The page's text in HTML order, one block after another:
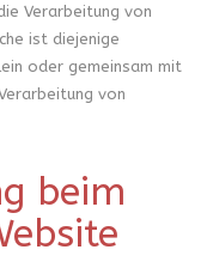
Verarbeitung von
ist diejenige
oder gemeinsam mit
von
beim